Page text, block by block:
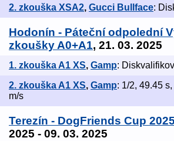
2. zkouška XSA2, Gucci Bullface:
Hodonín - Páteční odpolední
zkoušky A0+A1, 21. 03. 2025
1. zkouška A1 XS, Gamp:
2. zkouška A1 XS, Gamp: 1/2, 49.45
m/s
Terezín - DogFriends Cup
2025 - 09. 03. 2025